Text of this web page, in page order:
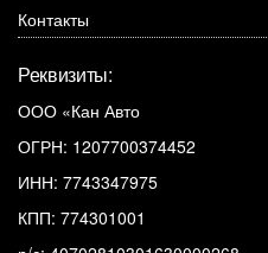
Контакты
Реквизиты:
ООО «Кан Авто
ОГРН: 1207700374452
ИНН: 7743347975
КПП: 774301001